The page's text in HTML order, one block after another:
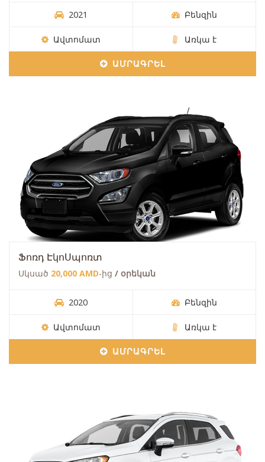
2021 Բենզին
Ավտոմատ Առկա է
ԱՄՐԱԳՐԵԼ
Ֆոռդ ԷկոՍպոռտ
Սկսած 20,000 AMD-ից / օրեկան
2020 Բենզին
Ավտոմատ Առկա է
ԱՄՐԱԳՐԵԼ